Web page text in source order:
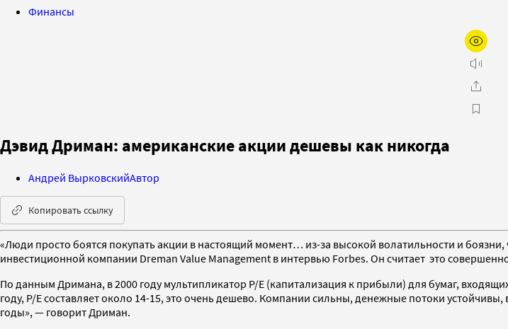
Финансы
Дэвид Дриман: американские акции дешевы как никогда
Андрей ВырковскийАвтор
Копировать ссылку
«Люди просто боятся покупать акции в настоящий момент… из-за высокой волатильности и
инвестиционной компании Dreman Value Management в интервью Forbes. Он считает это
По данным Дримана, в 2000 году мультипликатор P/E (капитализация к прибыли) для бумаг,
году, P/E составляет около 14-15, это очень дешево. Компании сильны, денежные потоки
годы», — говорит Дриман.